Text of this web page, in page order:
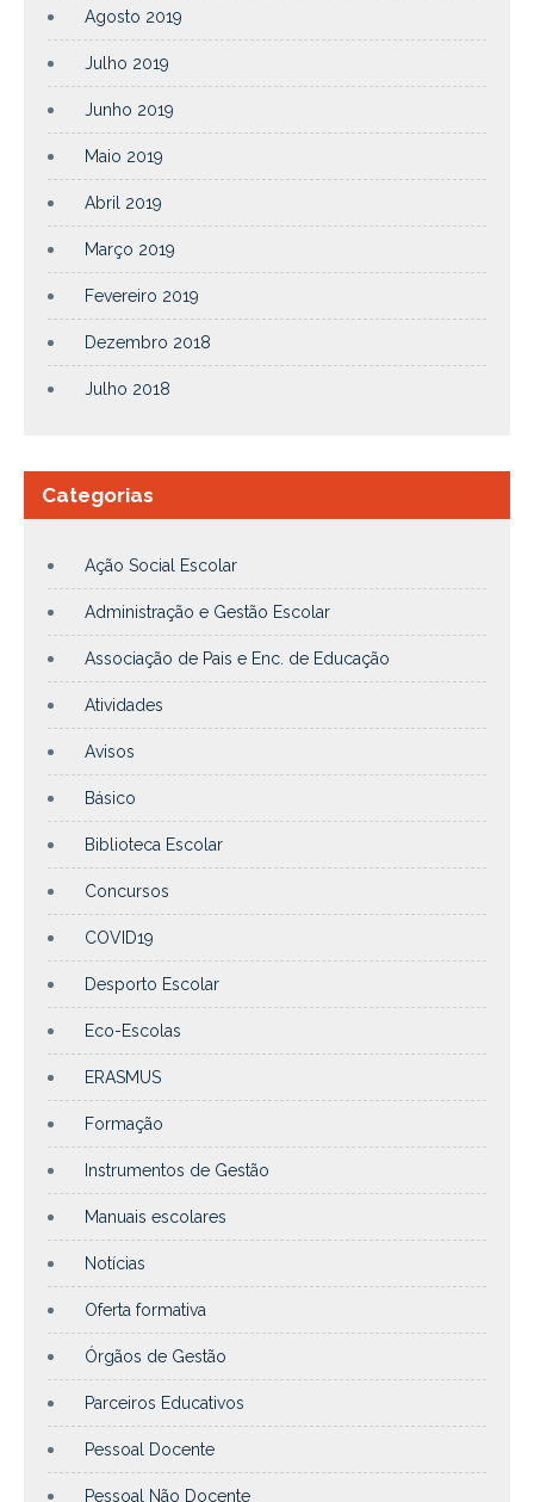
Agosto 2019
Julho 2019
Junho 2019
Maio 2019
Abril 2019
Março 2019
Fevereiro 2019
Dezembro 2018
Julho 2018
Categorias
Ação Social Escolar
Administração e Gestão Escolar
Associação de Pais e Enc. de Educação
Atividades
Avisos
Básico
Biblioteca Escolar
Concursos
COVID19
Desporto Escolar
Eco-Escolas
ERASMUS
Formação
Instrumentos de Gestão
Manuais escolares
Notícias
Oferta formativa
Órgãos de Gestão
Parceiros Educativos
Pessoal Docente
Pessoal Não Docente